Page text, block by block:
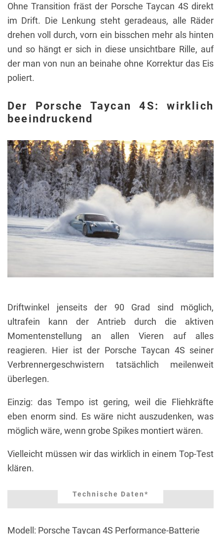
Ohne Transition fräst der Porsche Taycan 4S direkt
im Drift. Die Lenkung steht geradeaus, alle Räder
drehen voll durch, vorn ein bisschen mehr als hinten
und so hängt er sich in diese unsichtbare Rille, auf
der man von nun an beinahe ohne Korrektur das Eis
poliert.
Der Porsche Taycan 4S: wirklich
beeindruckend
Driftwinkel jenseits der 90 Grad sind möglich,
ultrafein kann der Antrieb durch die aktiven
Momentenstellung an allen Vieren auf alles
reagieren. Hier ist der Porsche Taycan 4S seiner
Verbrennergeschwistern tatsächlich meilenweit
überlegen.
Einzig: das Tempo ist gering, weil die Fliehkräfte
eben enorm sind. Es wäre nicht auszudenken, was
möglich wäre, wenn grobe Spikes montiert wären.
Vielleicht müssen wir das wirklich in einem Top-Test
klären.
Technische Daten*
Modell: Porsche Taycan 4S Performance-Batterie